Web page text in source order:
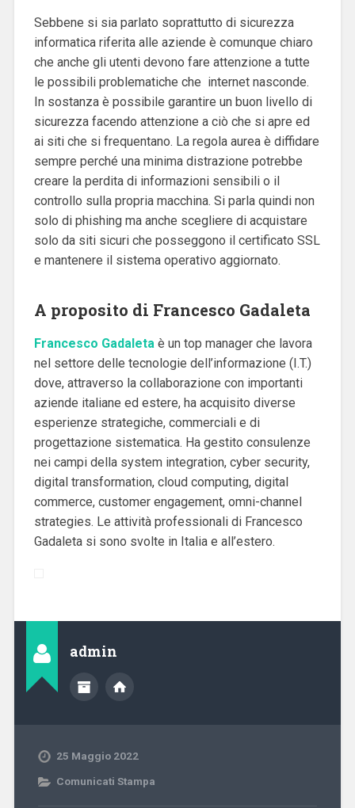
Sebbene si sia parlato soprattutto di sicurezza
informatica riferita alle aziende è comunque chiaro
che anche gli utenti devono fare attenzione a tutte
le possibili problematiche che internet nasconde.
In sostanza è possibile garantire un buon livello di
sicurezza facendo attenzione a ciò che si apre ed
ai siti che si frequentano. La regola aurea è diffidare
sempre perché una minima distrazione potrebbe
creare la perdita di informazioni sensibili o il
controllo sulla propria macchina. Si parla quindi non
solo di phishing ma anche scegliere di acquistare
solo da siti sicuri che posseggono il certificato SSL
e mantenere il sistema operativo aggiornato.
A proposito di Francesco Gadaleta
Francesco Gadaleta è un top manager che lavora
nel settore delle tecnologie dell’informazione (I.T.)
dove, attraverso la collaborazione con importanti
aziende italiane ed estere, ha acquisito diverse
esperienze strategiche, commerciali e di
progettazione sistematica. Hagestito consulenze
nei campi della system integration, cyber security,
digital transformation, cloud computing, digital
commerce, customer engagement, omni-channel
strategies. Le attività professionali di Francesco
Gadaleta si sono svolte in Italia e all’estero.
admin
25 Maggio 2022
Comunicati Stampa